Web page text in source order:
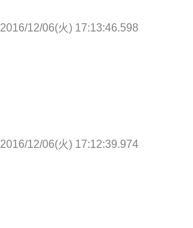
2016/12/06(火) 17:13:46.598
2016/12/06(火) 17:12:39.974